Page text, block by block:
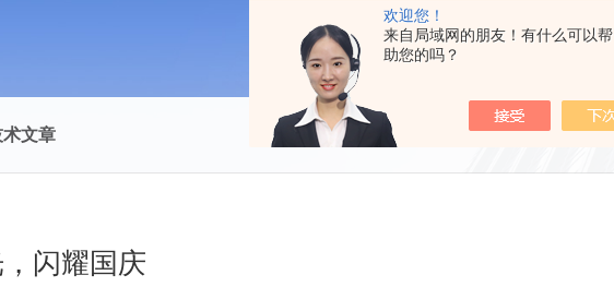
欢迎您！
来自局域网的朋友！有什么可以帮
助您的吗？
术文章
，闪耀国庆